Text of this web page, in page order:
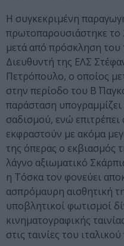
Η συγκεκριμένη
πρωτοπαρουσιάστηκε το
μετά από πρόσκληση του
Διευθυντή της ΕΛΣ
Πετρόπουλο, ο οποίος
στην περίοδο του Β΄
παράσταση υπογραμμίζει
σαδισμού, ενώ
εκφραστούν με ακόμα
της όπερας ο εκβιασμός
λάγνο αξιωματικό
η Τόσκα τον φονεύει
ασπρόμαυρη αισθητική
υποβλητικοί φωτισμοί
κινηματογραφικής
στις ταινίες του